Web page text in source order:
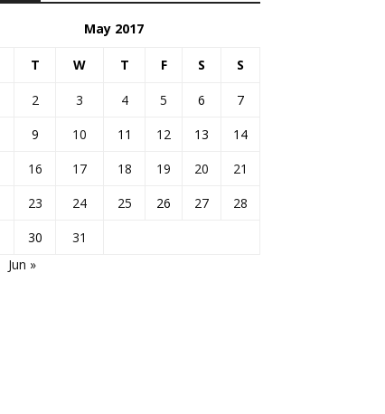
May 2017
T W T F S S
2 3 4 5 6
7
9 10 11 12 13
14
16 17 18 19 20
21
23 24 25 26 27
28
30
31
Jun »